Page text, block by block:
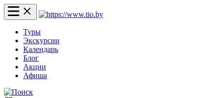
Туры
Экскурсии
Календарь
Блог
Акции
Афиша